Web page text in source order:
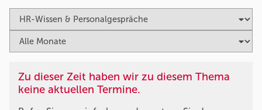
Zu dieser Zeit haben wir zu diesem Thema
keine aktuellen Termine.